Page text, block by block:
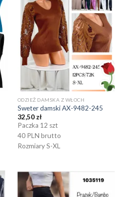
ODZIEŻ DAMSKA Z WŁOCH
Sweter damski AX-9482-245
32,50zł
Paczka 12 szt
40 PLN brutto
Rozmiary S-XL